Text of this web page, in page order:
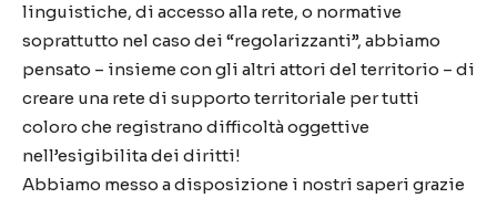
linguistiche, di accesso alla rete, o normative
soprattutto nel caso dei “regolarizzanti”, abbiamo
pensato – insieme con gli altri attori del territorio – di
creare una rete di supporto territoriale per tutti
coloro che registrano difficoltà oggettive
nell’esigibilita dei diritti!
Abbiamo messo a disposizione i nostri saperi grazie